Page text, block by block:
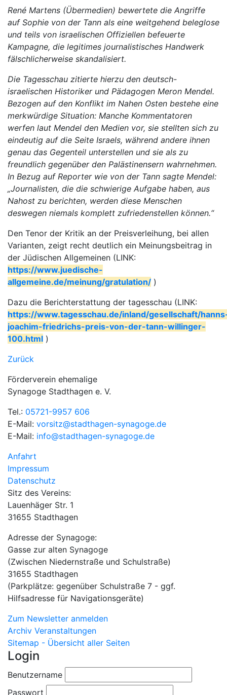
René Martens (Übermedien) bewertete die Angriffe
auf Sophie von der Tann als eine weitgehend beleglose
und teils von israelischen Offiziellen befeuerte
Kampagne, die legitimes journalistisches Handwerk
fälschlicherweise skandalisiert.
Die Tagesschau zitierte hierzu den deutsch-
israelischen Historiker und Pädagogen Meron Mendel.
Bezogen auf den Konflikt im Nahen Osten bestehe eine
merkwürdige Situation: Manche Kommentatoren
werfen laut Mendel den Medien vor, sie stellten sich zu
eindeutig auf die Seite Israels, während andere ihnen
genau das Gegenteil unterstellen und sie als zu
freundlich gegenüber den Palästinensern wahrnehmen.
In Bezug auf Reporter wie von der Tann sagte Mendel:
„Journalisten, die die schwierige Aufgabe haben, aus
Nahost zu berichten, werden diese Menschen
deswegen niemals komplett zufriedenstellen können.“
Den Tenor der Kritik an der Preisverleihung, bei allen
Varianten, zeigt recht deutlich ein Meinungsbeitrag in
der Jüdischen Allgemeinen (LINK:
https://www.juedische-
allgemeine.de/meinung/gratulation/ )
Dazu die Berichterstattung der tagesschau (LINK:
https://www.tagesschau.de/inland/gesellschaft/
joachim-friedrichs-preis-von-der-tann-willinger-
100.html )
Zurück
Förderverein ehemalige
Synagoge Stadthagen e. V.
Tel.: 05721-9957 606
E-Mail: vorsitz@stadthagen-synagoge.de
E-Mail: info@stadthagen-synagoge.de
Anfahrt
Impressum
Datenschutz
Sitz des Vereins:
Lauenhäger Str. 1
31655 Stadthagen
Adresse der Synagoge:
Gasse zur alten Synagoge
(Zwischen Niedernstraße und Schulstraße)
31655 Stadthagen
(Parkplätze: gegenüber Schulstraße 7 - ggf.
Hilfsadresse für Navigationsgeräte)
Zum Newsletter anmelden
Archiv Veranstaltungen
Sitemap - Übersicht aller Seiten
Login
Benutzername
Passwort